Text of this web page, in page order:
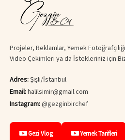
Projeler, Reklamlar, Yemek
Video Çekimleri ya da İstekleriniz için
Adres:Şişli/İstanbul
Email:halilsimir@gmail.com
Instagram:@gezginbirchef
Gezi Vlog Yemek Tarifleri